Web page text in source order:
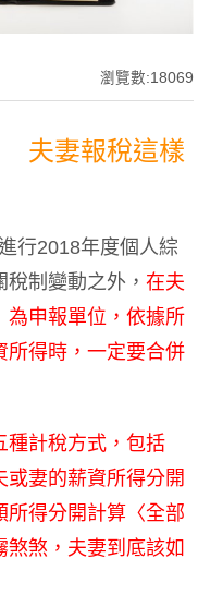
瀏覽數:18069
夫妻報稅這樣
行2018年度個人綜
稅制變動之外，在夫
為申報單位，依據所
所得時，一定要合併
種計稅方式，包括
或妻的薪資所得分開
所得分開計算〈全部
煞，夫妻到底該如